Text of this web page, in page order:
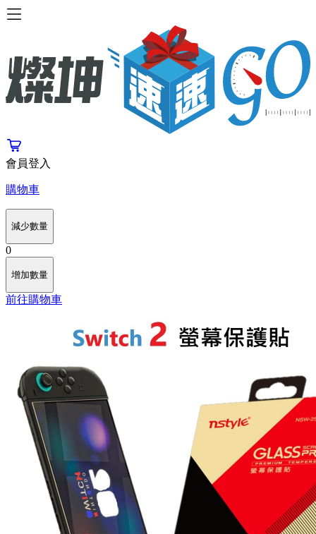
會員登入
購物車
減少數量
0
增加數量
前往購物車